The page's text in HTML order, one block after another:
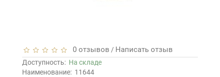
0 отзывов / Написать отзыв
Доступность: На складе
Наименование: 11644